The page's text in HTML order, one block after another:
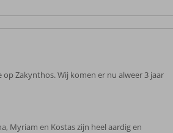
Zakynthos. Wij komen er nu alweer 3 jaar
Myriam en Kostas zijn heel aardig en